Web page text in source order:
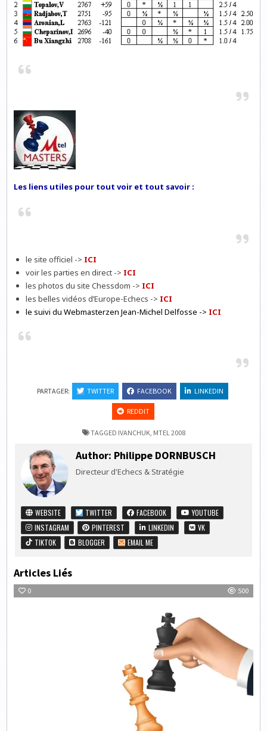
Les liens utiles pour tout voir et tout savoir :
le site officiel -> ICI
voir les parties en direct -> ICI
les photos du site Chessdom -> ICI
les belles vidéos d’Europe-Echecs -> ICI
le suivi du Webmasterzen Jean-Michel Delfosse -> ICI
PARTAGER: TWITTER FACEBOOK LINKEDIN
REDDIT
TAGGED IVANCHUK, MTEL 2008
Author: Philippe DORNBUSCH
Directeur d'Echecs & Stratégie
WEBSITE TWITTER FACEBOOK
YOUTUBE
INSTAGRAM
PINTEREST LINKEDIN
VK
TIKTOK
BLOGGER EMAIL ME
Articles Liés
0 500